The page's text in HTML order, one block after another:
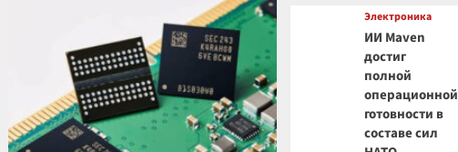
идентификационные
коды
Электроника
ИИ Maven
достиг
полной
операционной
готовности в
составе сил